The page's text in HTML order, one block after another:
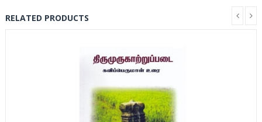
RELATED PRODUCTS